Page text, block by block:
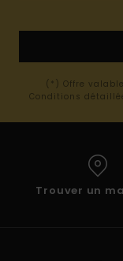
(*) Offre
Conditions
Trouver un